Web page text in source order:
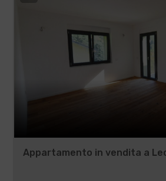
Appartamento in vendita a